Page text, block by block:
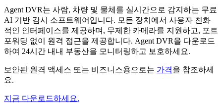
Agent DVR는 사람, 차량 및 물체를 실시간으로 감지하는 무료
AI 기반 감시 소프트웨어입니다. 모든 장치에서 사용자 친화
적인 인터페이스를 제공하며, 무제한 카메라를 지원하고, 포트
포워딩 없이 원격 접근을 제공합니다. Agent DVR을 다운로드
하여 24시간 내내 부동산을 모니터링하고 보호하세요.
보안된 원격 액세스 또는 비즈니스용으로는 가격을 참조하세
요.
지금 다운로드하세요.